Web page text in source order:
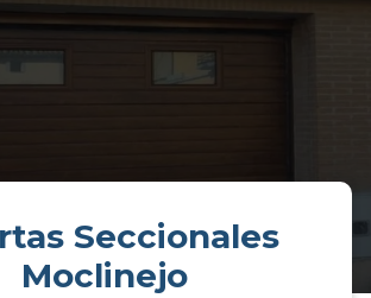
Seccionales
Moclinejo